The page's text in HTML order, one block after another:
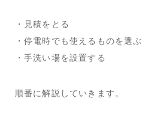
・見積をとる
・停電時でも使えるものを選ぶ
・手洗い場を設置する
順番に解説していきます。